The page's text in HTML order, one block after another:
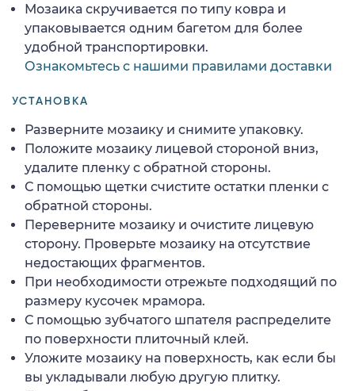
Мозаика скручивается по типу ковра и
упаковывается одним багетом для более
удобной транспортировки.
Ознакомьтесь с нашими правилами доставки
УСТАНОВКА
Разверните мозаику и снимите упаковку.
Положите мозаику лицевой стороной вниз,
удалите пленку с обратной стороны.
С помощью щетки счистите остатки пленки с
обратной стороны.
Переверните мозаику и очистите лицевую
сторону. Проверьте мозаику на отсутствие
недостающих фрагментов.
При необходимости отрежьте подходящий по
размеру кусочек мрамора.
С помощью зубчатого шпателя распределите
по поверхности плиточный клей.
Уложите мозаику на поверхность, как если бы
вы укладывали любую другую плитку.